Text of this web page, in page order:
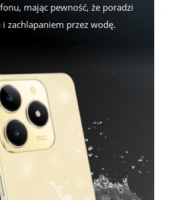
mając pewność, że poradzi
zachlapaniem przez wodę.